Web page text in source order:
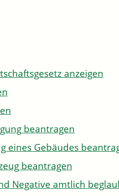
anzeigen
beantragen
eines Gebäudes
beantragen
Negative amtlich